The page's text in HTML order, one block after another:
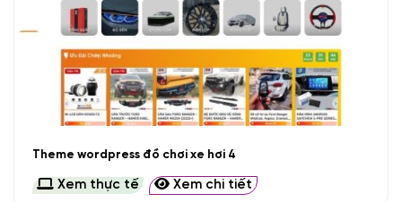
Theme wordpress đồ chơi xe hơi 4
Xem thực tế Xem chi tiết